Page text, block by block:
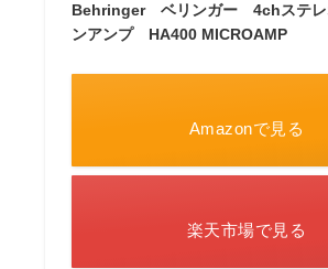
Behringer ベリンガー 4chステレ
ンアンプ HA400 MICROAMP
Amazonで見る
楽天市場で見る